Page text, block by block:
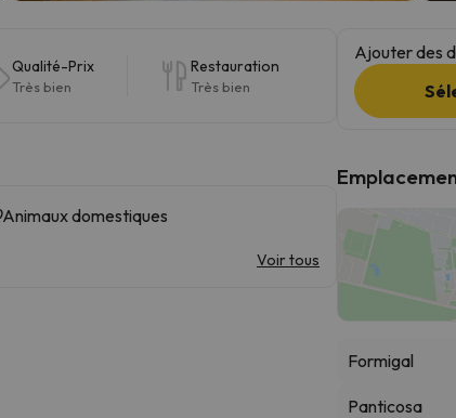
Qualité-Prix
Très bien
Restauration
Très bien
Animaux domestiques
Voir tous
Ajouter des
Formigal
Panticosa